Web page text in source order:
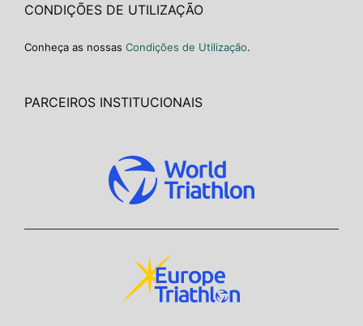
CONDIÇÕES DE UTILIZAÇÃO
Conheça as nossas Condições de Utilização.
PARCEIROS INSTITUCIONAIS